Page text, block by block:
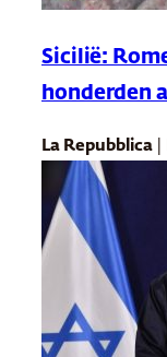
Sicilië:
honderden
La Repubblica |